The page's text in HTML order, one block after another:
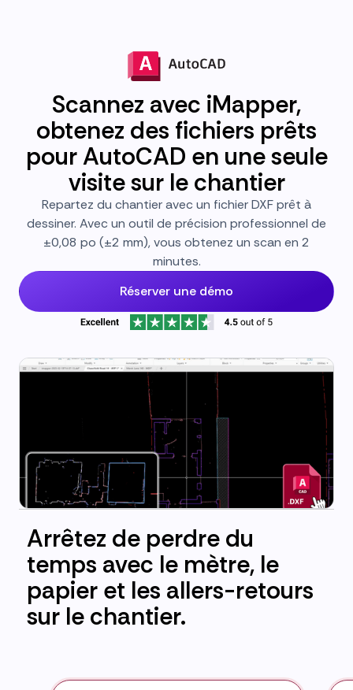
Scannez avec iMapper,
obtenez des fichiers prêts
pour AutoCAD en une seule
visite sur le chantier
Repartez du chantier avec un fichier DXF prêt à
dessiner. Avec un outil de précision professionnel de
±0,08 po (±2 mm), vous obtenez un scan en 2
minutes.
Réserver une démo
Arrêtez de perdre du
temps avec le mètre, le
papier et les allers-retours
sur le chantier.